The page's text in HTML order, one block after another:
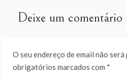
artigos
Deixe um comentário
O seu endereço de email não será
obrigatórios marcados com *